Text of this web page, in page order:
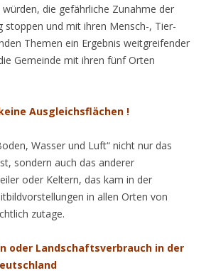
würden, die gefährliche Zunahme der
stoppen und mit ihren Mensch-, Tier-
Themen ein Ergebnis weitgreifender
Gemeinde mit ihren fünf Orten
Ausgleichsflächen !
Wasser und Luft“ nicht nur das
sondern auch das anderer
oder Keltern, das kam in der
in allen Orten von
zutage.
oder Landschaftsverbrauch in der